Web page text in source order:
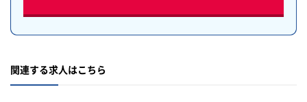
関連する求人はこちら